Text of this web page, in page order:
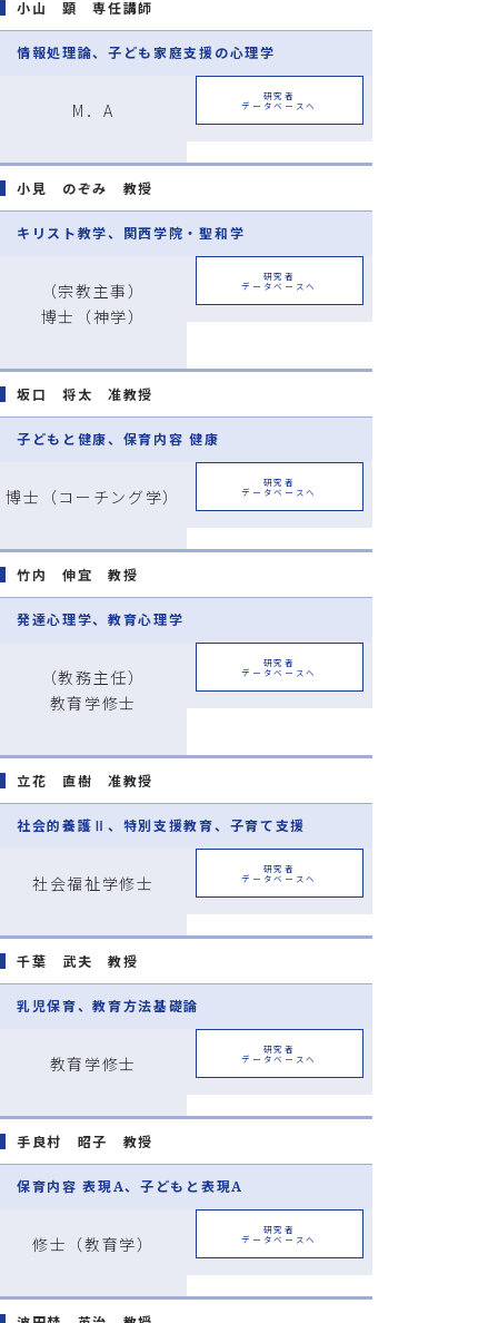
小山 顕 専任講師
情報処理論、子ども家庭支援の心理学
M．A
研究者
データベースへ
小見 のぞみ 教授
キリスト教学、関西学院・聖和学
（宗教主事）
博士（神学）
研究者
データベースへ
坂口 将太 准教授
子どもと健康、保育内容 健康
博士（コーチング学）
研究者
データベースへ
竹内 伸宜 教授
発達心理学、教育心理学
（教務主任）
教育学修士
研究者
データベースへ
立花 直樹 准教授
社会的養護Ⅱ、特別支援教育、子育て支援
社会福祉学修士
研究者
データベースへ
千葉 武夫 教授
乳児保育、教育方法基礎論
教育学修士
研究者
データベースへ
手良村 昭子 教授
保育内容 表現A、子どもと表現A
修士（教育学）
研究者
データベースへ